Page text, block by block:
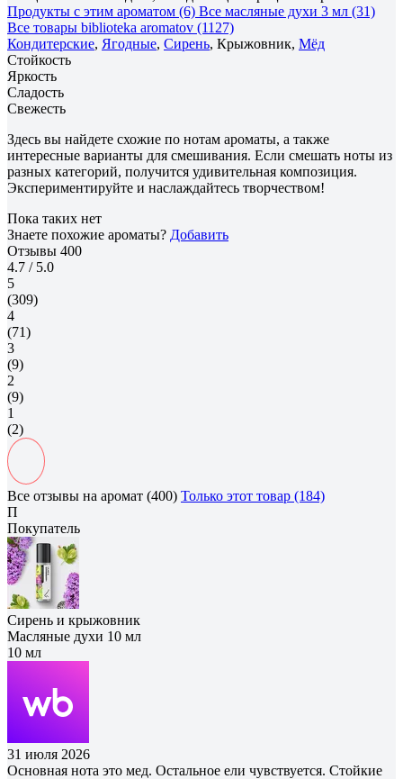
Продукты с этим ароматом (6) Все масляные духи 3 мл (31)
Все товары biblioteka aromatov (1127)
Кондитерские, Ягодные, Сирень, Крыжовник, Мёд
Стойкость
Яркость
Сладость
Свежесть
Здесь вы найдете схожие по нотам ароматы, а также
интересные варианты для смешивания. Если смешать ноты из
разных категорий, получится удивительная композиция.
Экспериментируйте и наслаждайтесь творчеством!
Пока таких нет
Знаете похожие ароматы? Добавить
Отзывы 400
4.7 / 5.0
5
(309)
4
(71)
3
(9)
2
(9)
1
(2)
Все отзывы на аромат (400) Только этот товар (184)
П
Покупатель
Сирень и крыжовник
Масляные духи 10 мл
10 мл
31 июля 2026
Основная нота это мед. Остальное ели чувствуется. Стойкие